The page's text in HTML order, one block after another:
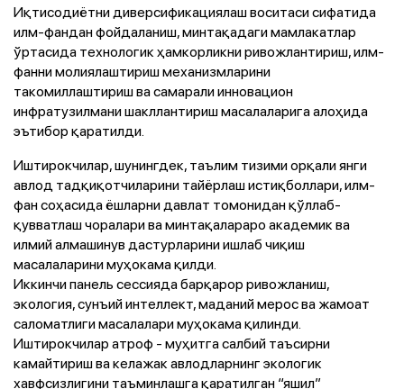
Иқтисодиётни диверсификациялаш воситаси сифатида
илм-фандан фойдаланиш, минтақадаги мамлакатлар
ўртасида технологик ҳамкорликни ривожлантириш, илм-
фанни молиялаштириш механизмларини
такомиллаштириш ва самарали инновацион
инфратузилмани шакллантириш масалаларига алоҳида
эътибор қаратилди.
Иштирокчилар, шунингдек, таълим тизими орқали янги
авлод тадқиқотчиларини тайёрлаш истиқболлари, илм-
фан соҳасида ёшларни давлат томонидан қўллаб-
қувватлаш чоралари ва минтақалараро академик ва
илмий алмашинув дастурларини ишлаб чиқиш
масалаларини муҳокама қилди.
Иккинчи панель сессияда барқарор ривожланиш,
экология, сунъий интеллект, маданий мерос ва жамоат
саломатлиги масалалари муҳокама қилинди.
Иштирокчилар атроф - муҳитга салбий таъсирни
камайтириш ва келажак авлодларнинг экологик
хавфсизлигини таъминлашга қаратилган “яшил”